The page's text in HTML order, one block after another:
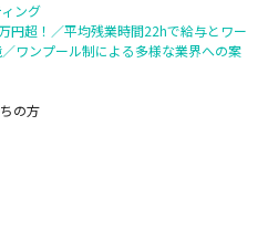
ング
円超！／平均残業時間22hで給与とワー
ワンプール制による多様な業界への案
の方